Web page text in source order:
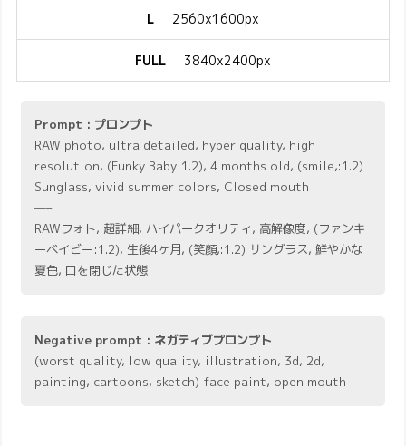
L 2560x1600px
FULL 3840x2400px
Prompt : プロンプト
RAW photo, ultra detailed, hyper quality, high
resolution, (Funky Baby:1.2), 4 months old, (smile,:1.2)
Sunglass, vivid summer colors, Closed mouth
—–
RAWフォト, 超詳細, ハイパークオリティ, 高解像度, (ファンキ
ーベイビー:1.2), 生後4ヶ月, (笑顔,:1.2) サングラス, 鮮やかな
夏色, 口を閉じた状態
Negative prompt : ネガティブプロンプト
(worst quality, low quality, illustration, 3d, 2d,
painting, cartoons, sketch) face paint, open mouth